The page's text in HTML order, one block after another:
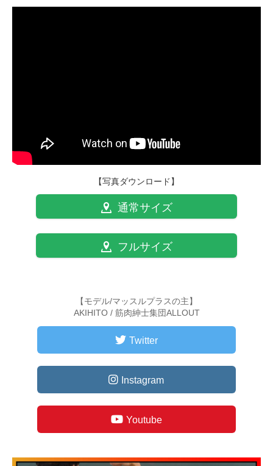
【写真ダウンロード】
通常サイズ
フルサイズ
【モデル/マッスルプラスの主】
AKIHITO / 筋肉紳士集団ALLOUT
Twitter
Instagram
Youtube